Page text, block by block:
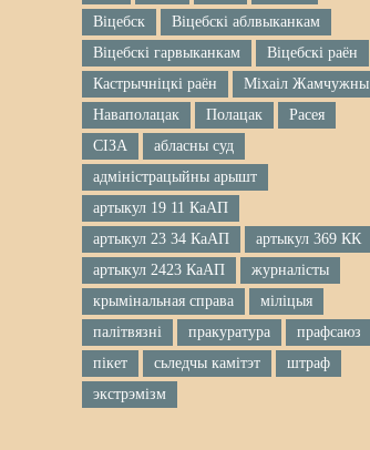
Віцебск
Віцебскі аблвыканкам
Віцебскі гарвыканкам
Віцебскі раён
Кастрычніцкі раён
Міхаіл Жамчужны
Наваполацак
Полацак
Расея
СІЗА
абласны суд
адміністрацыйны арышт
артыкул 19 11 КаАП
артыкул 23 34 КаАП
артыкул 369 КК
артыкул 2423 КаАП
журналісты
крымінальная справа
міліцыя
палітвязні
пракуратура
прафсаюз
пікет
сьледчы камітэт
штраф
экстрэмізм